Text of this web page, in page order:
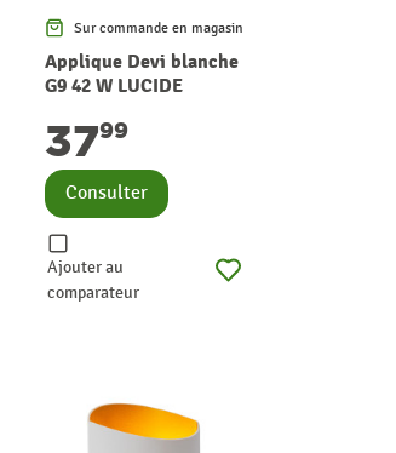
Sur commande en magasin
Applique Devi blanche
G9 42 W LUCIDE
3799
Consulter
Ajouter au
comparateur